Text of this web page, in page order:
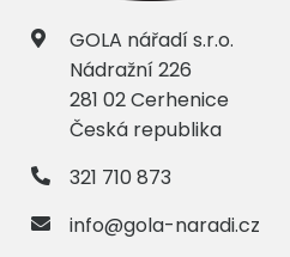
GOLA nářadí s.r.o.
Nádražní 226
281 02 Cerhenice
Česká republika
321 710 873
info@gola-naradi.cz